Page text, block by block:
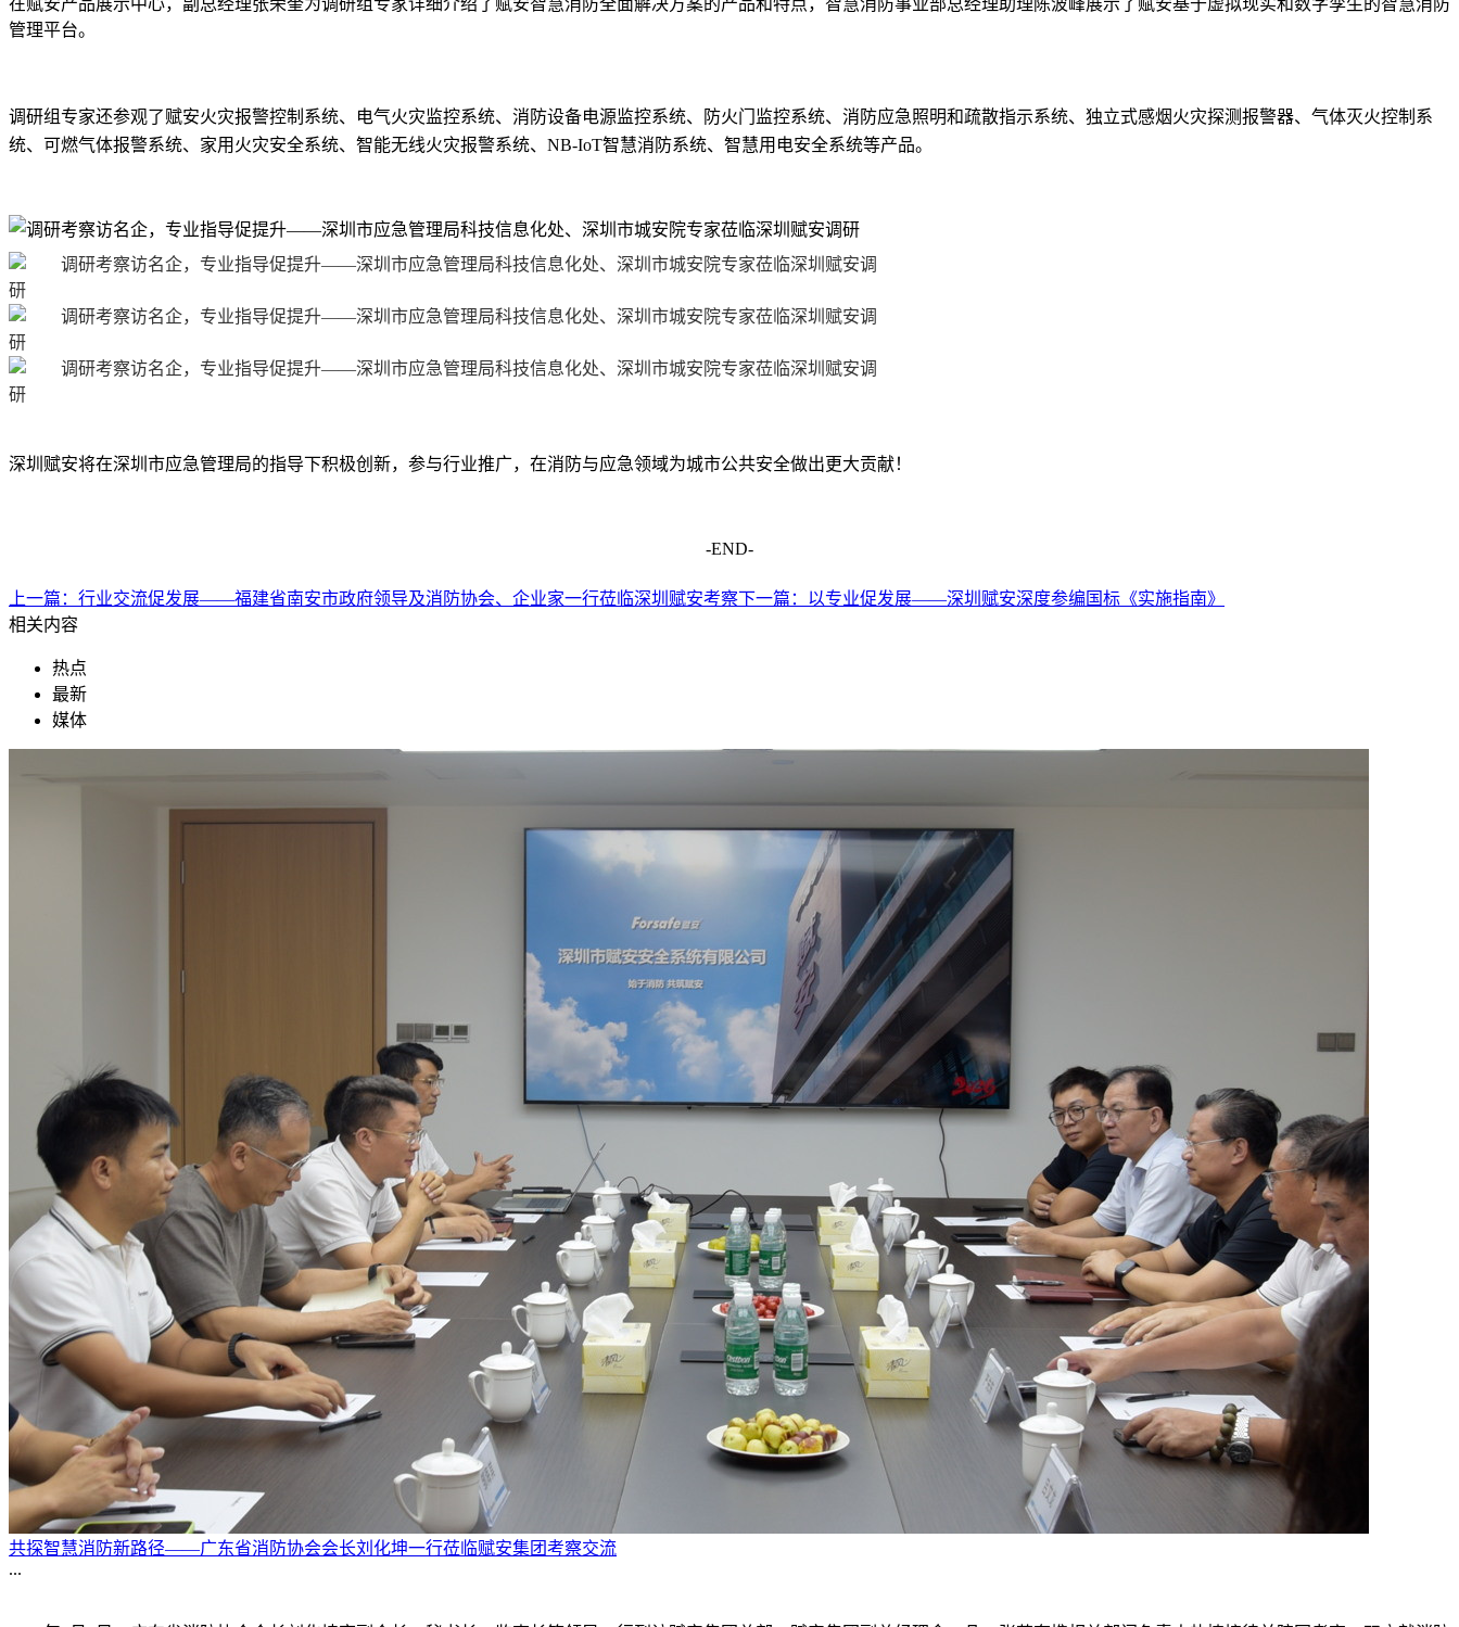
管理平台。
调研组专家还参观了赋安火灾报警控制系统、电气火灾监控系统、消防设备电源监控系统、防火门监控系统、消防应急照明和疏散指示系统、独立式感烟火灾探测报警器、气体灭火控制系
统、可燃气体报警系统、家用火灾安全系统、智能无线火灾报警系统、 NB-IoT智慧消防系统、智慧用电安全系统等产品。
深圳赋安将在深圳市应急管理局的指导下积极创新，参与行业推广，在消防与应急领域为城市公共安全做出更大贡献！
-END-
上一篇： 行业交流促发展——福建省南安市政府领导及消防协会、企业家一行莅临深圳赋安考察下一篇： 以专业促发展——深圳赋安深度参编国标《实施指南》
相关内容
热点
最新
媒体
共探智慧消防新路径——广东省消防协会会长刘化坤一行莅临赋安集团考察交流
...